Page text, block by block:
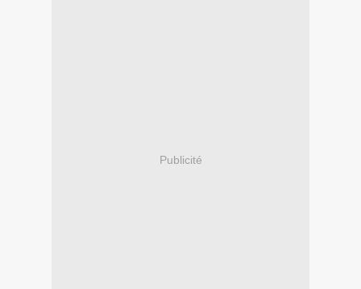
Publicité